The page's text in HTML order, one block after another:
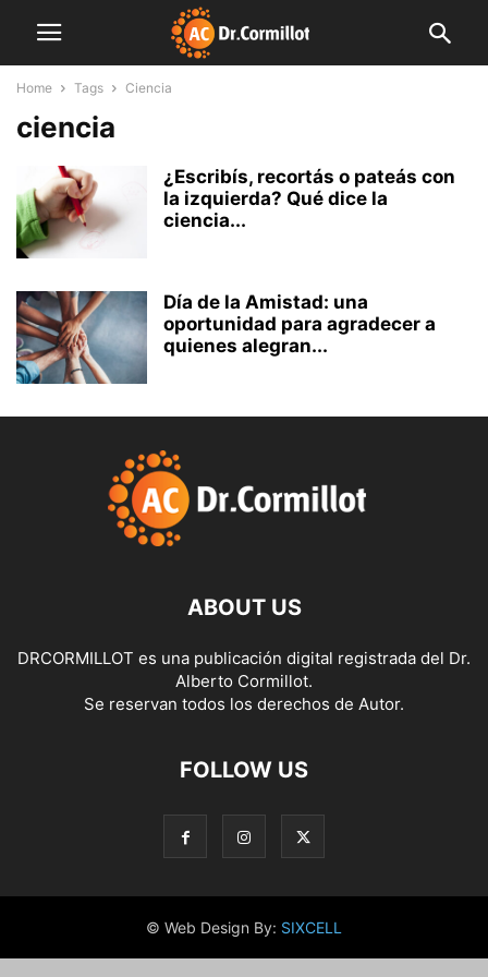
Home Tags Ciencia
ciencia
¿Escribís, recortás o pateás con
la izquierda? Qué dice la
ciencia...
Día de la Amistad: una
oportunidad para agradecer a
quienes alegran...
ABOUT US
DRCORMILLOT es una publicación digital registrada del Dr.
Alberto Cormillot.
Se reservan todos los derechos de Autor.
FOLLOW US
© Web Design By: SIXCELL